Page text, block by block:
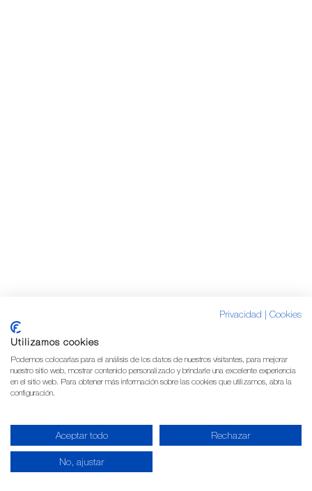
Privacidad | Cookies
Utilizamos cookies
Podemos colocarlas para el análisis de los datos de nuestros visitantes, para mejorar
nuestro sitio web, mostrar contenido personalizado y brindarle una excelente experiencia
en el sitio web. Para obtener más información sobre las cookies que utilizamos, abra la
configuración.
Aceptar todo Rechazar
No, ajustar